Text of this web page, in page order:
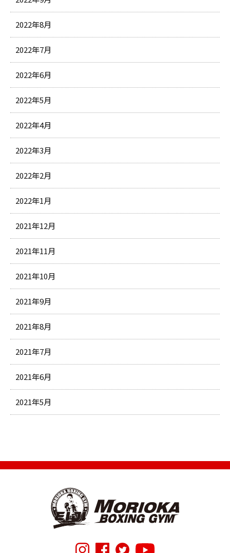
2022年8月
2022年7月
2022年6月
2022年5月
2022年4月
2022年3月
2022年2月
2022年1月
2021年12月
2021年11月
2021年10月
2021年9月
2021年8月
2021年7月
2021年6月
2021年5月